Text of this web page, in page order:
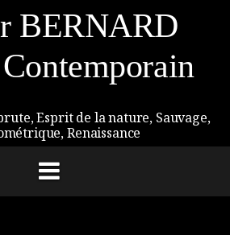
BERNARD
Esprit de la nature, Sauvage,
Renaissance